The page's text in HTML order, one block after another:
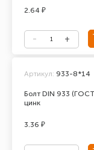
2.64 ₽
Болт DIN 933
цинк
Артикул: 933-8*14
3.36 ₽